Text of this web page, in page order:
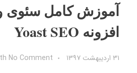
آموزش کامل سئوی
افزونه Yoast SEO
۳۱ اردیبهشت ۱۳۹۷ No Comment